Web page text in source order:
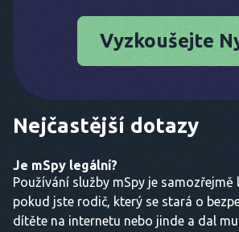
Vyzkoušejte
Nejčastější dotazy
Je mSpy legální?
Používání služby mSpy je samozřejmě
pokud jste rodič, který se stará o
dítěte na internetu nebo jinde a dal